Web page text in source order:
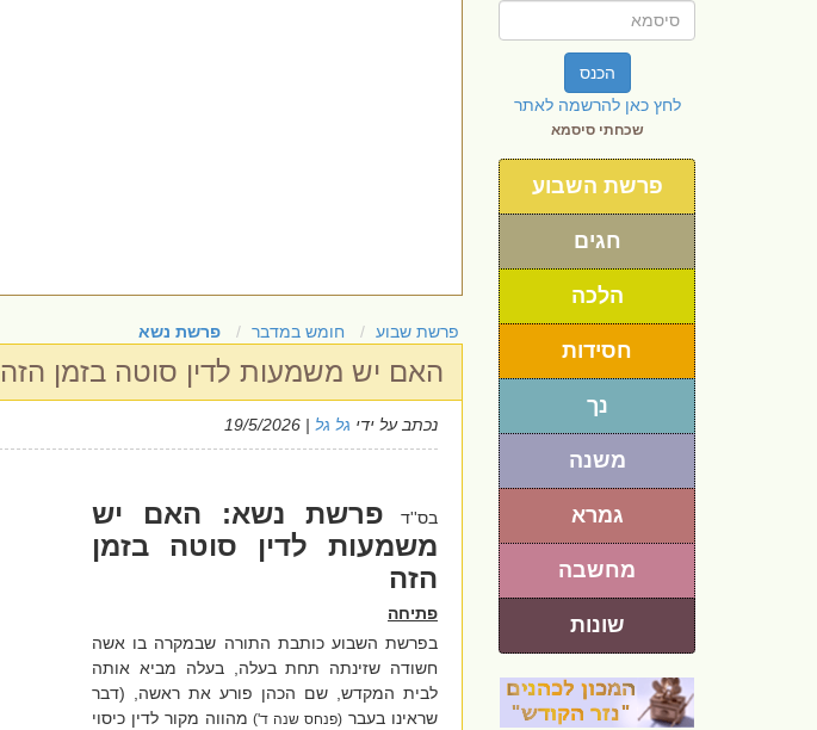
הכנס
לחץ כאן להרשמה לאתר
שכחתי סיסמא
פרשת השבוע
חגים
הלכה
חסידות
נך
משנה
גמרא
מחשבה
שונות
פרשת שבוע חומש במדבר פרשת נשא
האם יש משמעות לדין סוטה בזמן הזה
נכתב על ידי גל גל | 19/5/2026
בס''ד פרשת נשא: האם יש
משמעות לדין סוטה בזמן
הזה
פתיחה
בפרשת השבוע כותבת התורה שבמקרה בו אשה
חשודה שזינתה תחת בעלה, בעלה מביא אותה
לבית המקדש, שם הכהן פורע את ראשה, (דבר
שראינו בעבר (פנחס שנה ד') מהווה מקור לדין כיסוי